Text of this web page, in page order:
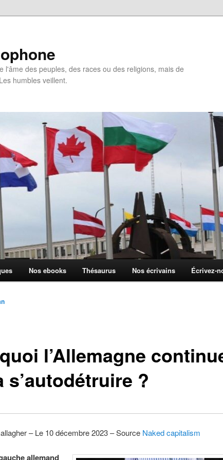
l'âme des peuples, des races ou des religions, mais de
humbles veillent.
Nos ebooks Thésaurus Nos écrivains Écrivez-
l’Allemagne
s’autodétruire ?
– Le 10 décembre 2023 – Source Naked capitalism
allemand